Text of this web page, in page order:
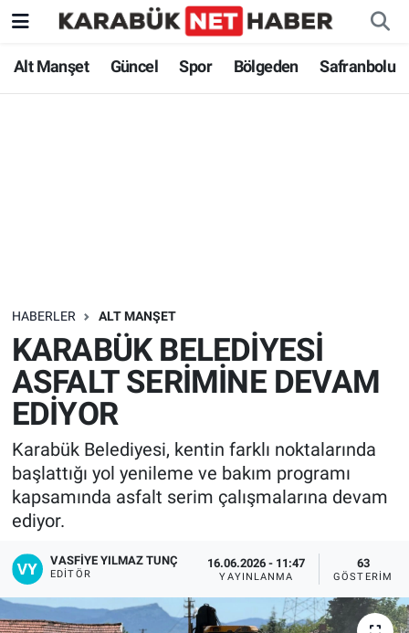
Alt Manşet Güncel Spor Bölgeden Safranbolu
HABERLER ALT MANŞET
KARABÜK BELEDİYESİ
ASFALT SERİMİNE DEVAM
EDİYOR
Karabük Belediyesi, kentin farklı noktalarında
başlattığı yol yenileme ve bakım programı
kapsamında asfalt serim çalışmalarına devam
ediyor.
VASFIYE YILMAZ TUNÇ
EDITÖR
16.06.2026 - 11:47
YAYINLANMA
63
GÖSTERIM